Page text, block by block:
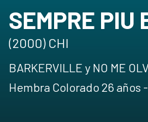
SEMPRE PIU
(2000) CHI
BARKERVILLE y NO ME
Hembra Colorado 26 años